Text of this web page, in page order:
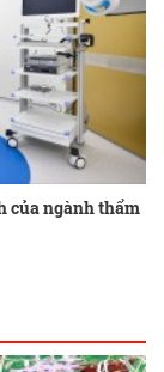
của ngành thẩm